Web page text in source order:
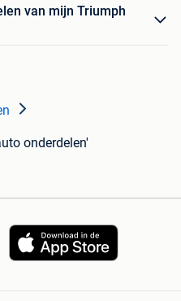
van mijn Triumph
onderdelen'